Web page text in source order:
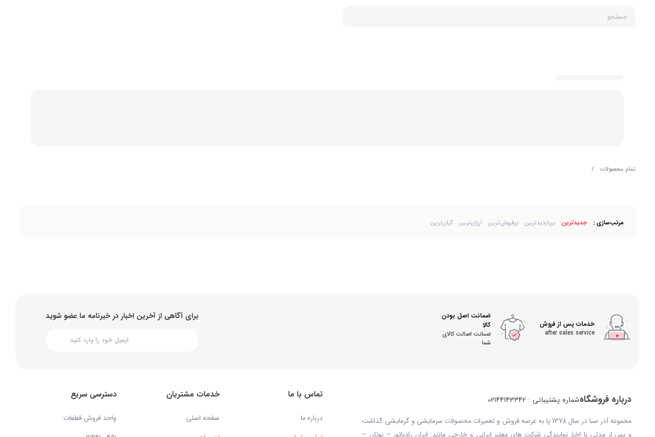
جستجو
تمام محصولات /
مرتب‌سازی : جدیدترین پربازدیدترین پرفروش‌ترین ارزان‌ترین گران‌ترین
خدمات پس از فروش
after sales service
ضمانت اصل بودن
کالا
ضمانت اصالت کالای
شما
برای آگاهی از آخرین اخبار در خبرنامه ما عضو شوید
درباره فروشگاهشماره پشتیبانی : 02144143342
مجموعه آذر صبا در سال 1378 پا به عرصه فروش و تعمیرات محصولات سرمایشی و گرمایشی گذاشت
و پس از مدتی با اخذ نمایندگی شرکت های معتبر ایرانی و خارجی مانند: ایران رادیاتور – بوتان –
تماس با ما
درباره ما
خدمات مشتریان
صفحه اصلی
دسترسی سریع
واحد فروش قطعات: